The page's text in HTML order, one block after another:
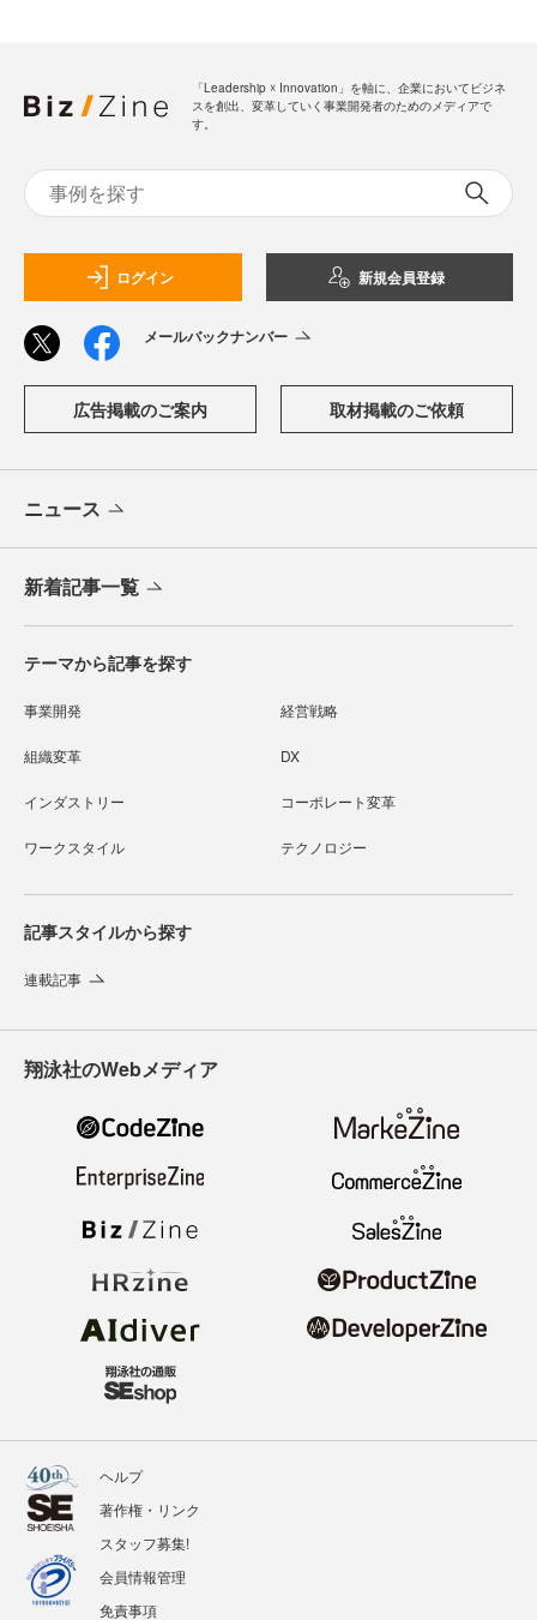
「Leadership ☓ Innovation」を軸に、企業においてビジネ
スを創出、変革していく事業開発者のためのメディアで
す。
ログイン 新規会員登録
メールバックナンバー
広告掲載のご案内 取材掲載のご依頼
ニュース
新着記事一覧
テーマから記事を探す
事業開発 経営戦略
組織変革 DX
インダストリー コーポレート変革
ワークスタイル テクノロジー
記事スタイルから探す
連載記事
翔泳社のWebメディア
ヘルプ
著作権・リンク
スタッフ募集!
会員情報管理
免責事項